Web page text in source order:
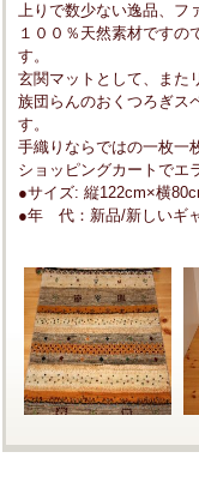
上りで数少ない逸品、フ
１００％天然素材ですの
す。
玄関マットとして、また
族団らんのおくつろぎス
す。
手織りならではの一枚一
ショッピングカートでエ
●サイズ: 縦122cm×横
●年 代：新品/新しいギ